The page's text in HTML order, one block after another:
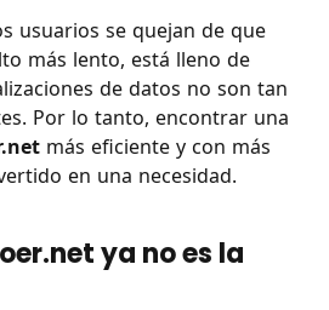
usuarios se quejan de que
más lento, está lleno de
de datos no son tan
Por lo tanto, encontrar una
más eficiente y con más
en una necesidad.
ya no es la